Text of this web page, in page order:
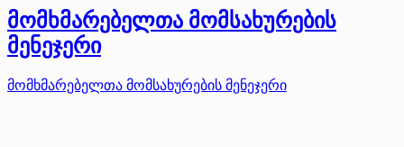
მომხმარებელთა მომსახურების
მენეჯერი
მომხმარებელთა მომსახურების მენეჯერი